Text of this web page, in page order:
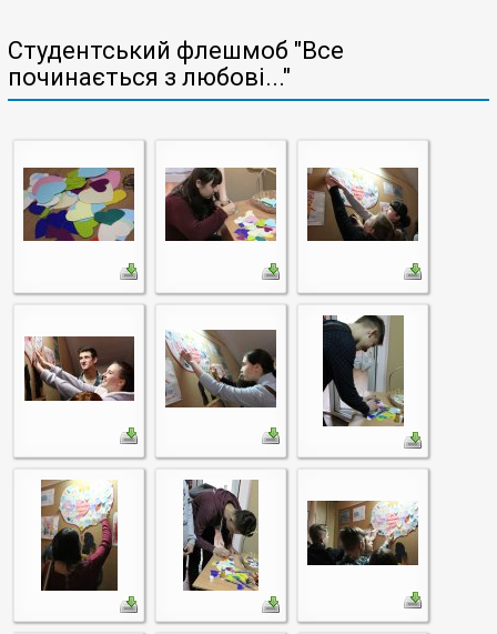
Студентський флешмоб "Все
починається з любові..."